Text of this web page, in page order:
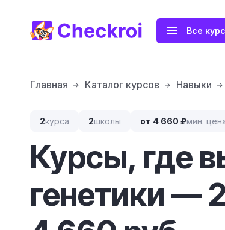
Все
Главная Каталог курсов Навыки
2курса 2школы от 4 660 ₽мин.
Курсы, где
генетики —